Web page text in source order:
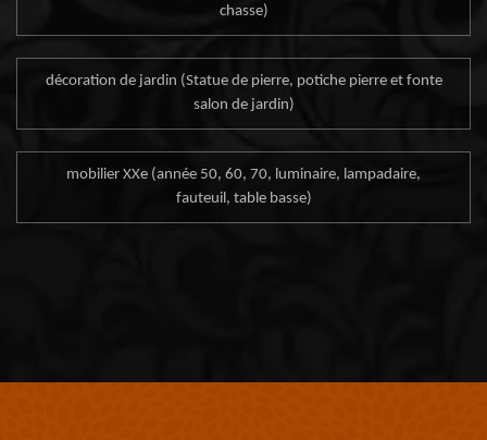
chasse)
décoration de jardin (Statue de pierre, potiche pierre et fonte
salon de jardin)
mobilier XXe (année 50, 60, 70, luminaire, lampadaire,
fauteuil, table basse)